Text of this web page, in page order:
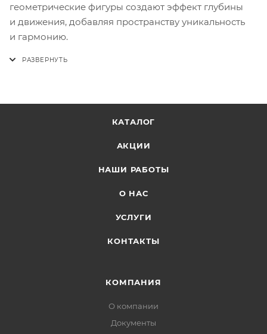
геометрические фигуры создают эффект глубины
и движения, добавляя пространству уникальность
и гармонию.
КАТАЛОГ
АКЦИИ
НАШИ РАБОТЫ
О НАС
УСЛУГИ
КОНТАКТЫ
КОМПАНИЯ
О компании
Документы